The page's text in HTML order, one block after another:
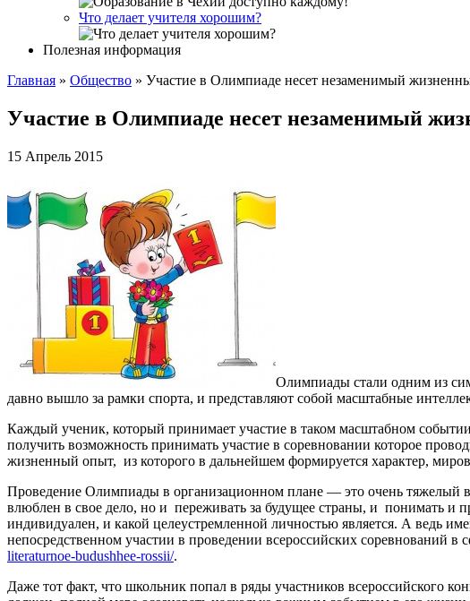
Что делает учителя хорошим?
Полезная информация
Главная » Общество » Участие в Олимпиаде несет незаменимый
Участие в Олимпиаде несет незаменимый
15 Апрель 2015
Олимпиады стали одним из
давно вышло за рамки спорта, и представляют собой масштабные
Каждый ученик, который принимает участие в таком масштабном
получить возможность принимать участие в соревновании которое
жизненный опыт, из которого в дальнейшем формируется характер,
Проведение Олимпиады в организационном плане — это очень тяжелый
влюблен в свое дело, но и переживать за будущее страны, и понимать и
индивидуален, и какой целеустремленной личностью является. А ведь
непосредственном участии в проведении всероссийских соревнований
literaturnoe-budushhee-rossii/.
Даже тот факт, что школьник попал в ряды участников всероссийского